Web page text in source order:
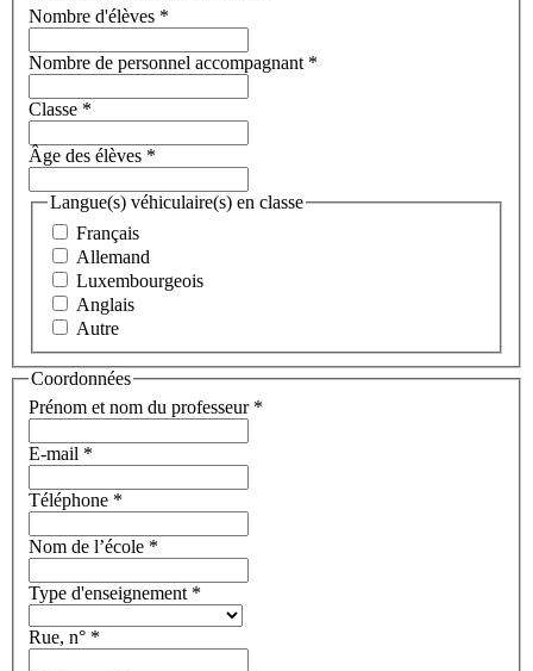
Nombre d'élèves *
Nombre de personnel accompagnant *
Classe *
Âge des élèves *
Langue(s) véhiculaire(s) en classe
Français
Allemand
Luxembourgeois
Anglais
Autre
Coordonnées
Prénom et nom du professeur *
E-mail *
Téléphone *
Nom de l’école *
Type d'enseignement *
Rue, n° *